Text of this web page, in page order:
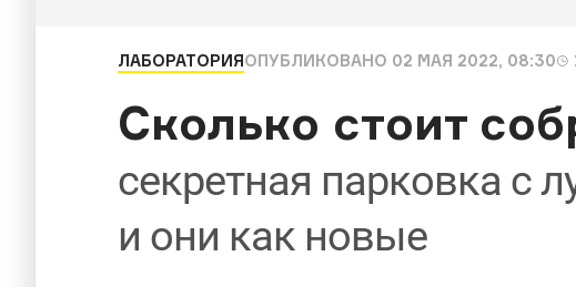
ЛАБОРАТОРИЯОПУБЛИКОВАНО 02 МАЯ 2022, 08:30
Сколько стоит
секретная парковка с
и они как новые